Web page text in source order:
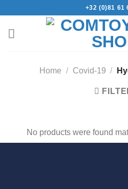
+32 (0)81 61
Home / Covid-19 /
No products were found